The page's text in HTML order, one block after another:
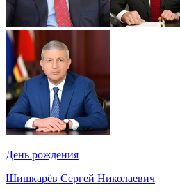
День рождения
Шишкарёв Сергей Николаевич